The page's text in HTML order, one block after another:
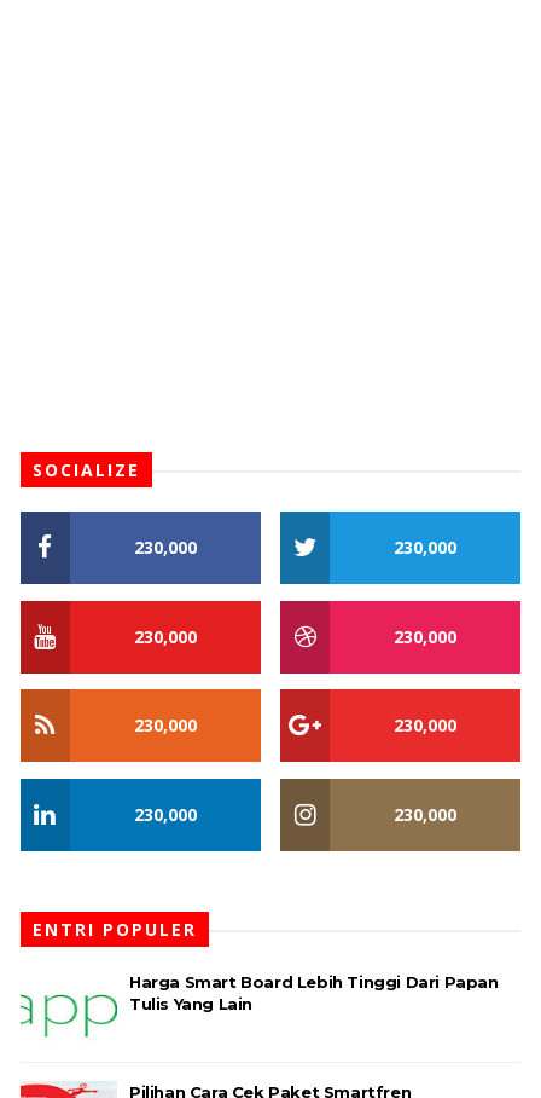
SOCIALIZE
230,000 230,000
230,000 230,000
230,000 230,000
230,000 230,000
ENTRI POPULER
Harga Smart Board Lebih Tinggi Dari Papan
Tulis Yang Lain
Pilihan Cara Cek Paket Smartfren